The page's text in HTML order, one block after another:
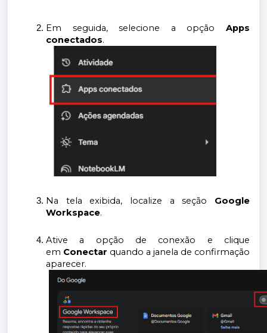
Em seguida, selecione a opção Apps
conectados.
Na tela exibida, localize a seção Google
Workspace.
Ative a opção de conexão e clique
em Conectar quando a janela de confirmação
aparecer.